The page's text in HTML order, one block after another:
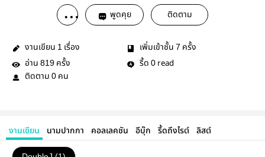
พูดคุย ติดตาม
งานเขียน 1 เรื่อง เพิ่มเข้าชั้น 7 ครั้ง
อ่าน 819 ครั้ง รี้ด 0 read
ติดตาม 0 คน
งานเขียน นามปากกา คอลเลคชัน อีบุ๊ก รี้ดถึงไรต์ ลิสต์